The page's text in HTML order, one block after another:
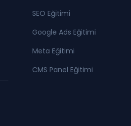
SEO Eğitimi
Google Ads Eğitimi
Meta Eğitimi
CMS Panel Eğitimi